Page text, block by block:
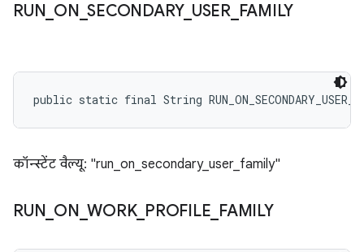
RUN ON _SECONDARY_ USER_ FAMILY
public static final String
कॉन्स्टेंट वैल्यू: "run_on_secondary_user_family"
RUN ON _WORK_ PROFILE FAMILY